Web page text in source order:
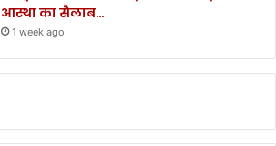
आस्था का सैलाब…
1 week ago